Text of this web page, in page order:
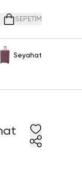
SEPETİM
Seyahat